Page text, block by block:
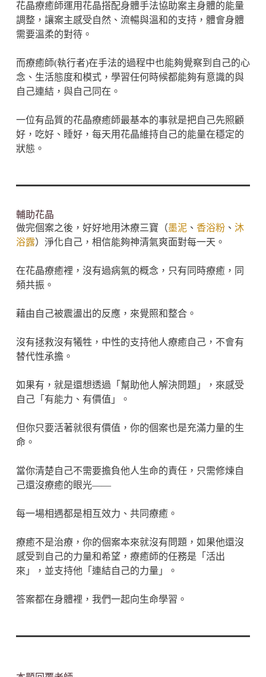
花晶療癒師運用花晶搭配身體手法協助案主身體的能量
調整，讓案主感受自然、流暢與溫和的支持，體會身體
需要溫柔的對待。
而療癒師(執行者)在手法的過程中也能夠覺察到自己的心
念、生活態度和模式，學習任何時候都能夠有意識的與
自己連結，與自己同在。
一位有品質的花晶療癒師最基本的事就是把自己先照顧
好，吃好、睡好，每天用花晶維持自己的能量在穩定的
狀態。
輔助花晶
做完個案之後，好好地用沐療三寶（墨泥、 香浴粉、 沐
浴露）淨化自己，相信能夠神清氣爽面對每一天。
在花晶療癒裡，沒有過病氣的概念，只有同時療癒，同
頻共振。
藉由自己被震盪出的反應，來覺照和整合。
沒有拯救沒有犧牲，中性的支持他人療癒自己，不會有
替代性承擔。
如果有，就是還想透過「幫助他人解決問題」，來感受
自己「有能力、有價值」。
但你只要活著就很有價值，你的個案也是充滿力量的生
命。
當你清楚自己不需要擔負他人生命的責任，只需修煉自
己還沒療癒的眼光——
每一場相遇都是相互效力、共同療癒。
療癒不是治療，你的個案本來就沒有問題，如果他還沒
感受到自己的力量和希望，療癒師的任務是「活出
來」，並支持他「連結自己的力量」。
答案都在身體裡，我們一起向生命學習。